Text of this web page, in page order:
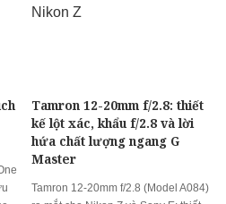
Tamron 12-20mm f/2.8: thiết
kế lột xác, khẩu f/2.8 và lời
hứa chất lượng ngang G
Master
Tamron 12-20mm f/2.8 (Model A084)